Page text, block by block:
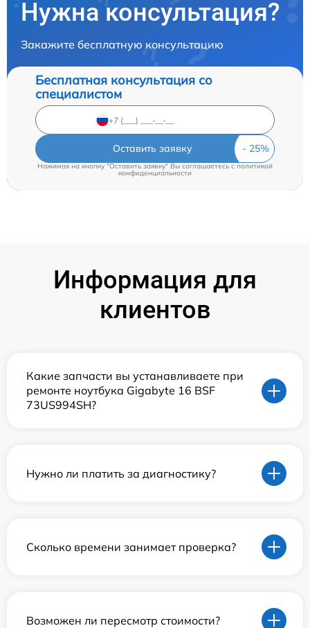
Нужна консультация?
Закажите бесплатную консультацию
Бесплатная консультация со
специалистом
Оставить заявку
Нажимая на кнопку "Оставить заявку" Вы соглашаетесь cполитикой
конфиденциальности
Информация для
клиентов
Какие запчасти вы устанавливаете при
ремонте ноутбука Gigabyte 16 BSF
73US994SH?
Нужно ли платить за диагностику?
Сколько времени занимает проверка?
Возможен ли пересмотр стоимости?